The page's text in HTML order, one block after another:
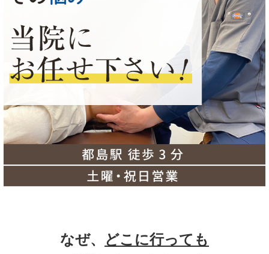
なぜ、
どこに行っても